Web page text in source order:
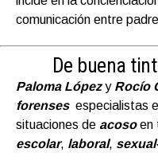
comunicación entre
De buena
Paloma López y Rocío
forensesespecialistas
situaciones de acosoen
escolar, laboral,